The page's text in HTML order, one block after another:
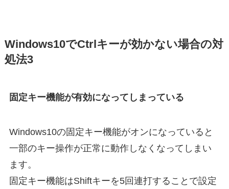
Windows10でCtrlキーが効かない場合の対
処法3
固定キー機能が有効になってしまっている
Windows10の固定キー機能がオンになっていると
一部のキー操作が正常に動作しなくなってしまい
ます。
固定キー機能はShiftキーを5回連打することで設定